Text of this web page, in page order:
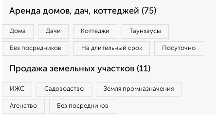
Аренда домов, дач, коттеджей (75)
Дома Дачи Коттеджи Таунхаусы
Без посредников На длительный срок Посуточно
Продажа земельных участков (11)
ИЖС Садоводство Земля промназначения
Агенство Без посредников